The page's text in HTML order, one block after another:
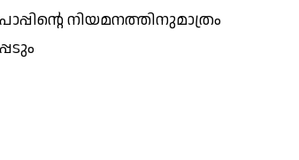
നിയമനത്തിനുമാത്രം